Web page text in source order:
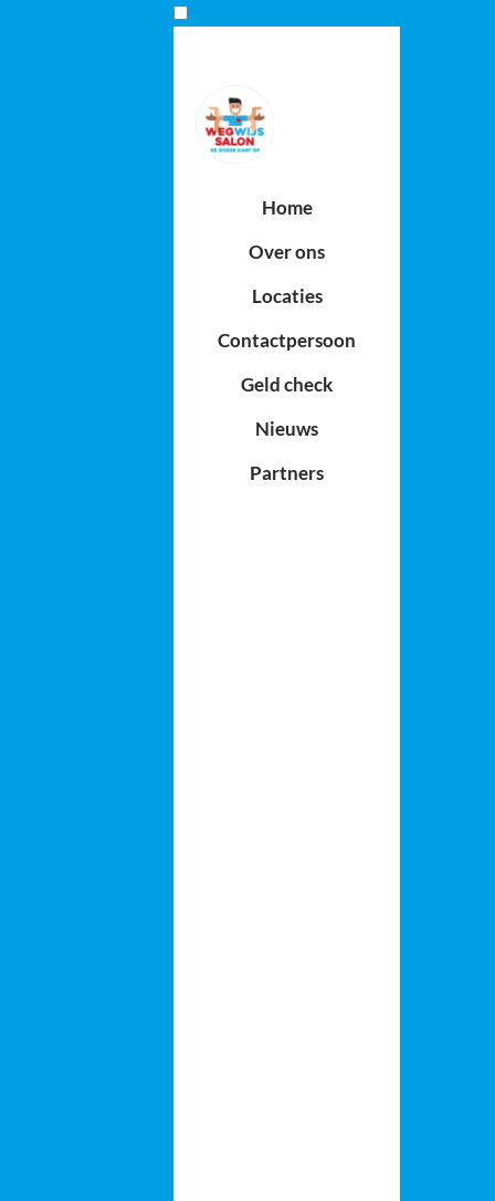
Home
Over ons
Locaties
Contactpersoon
Geld check
Nieuws
Partners